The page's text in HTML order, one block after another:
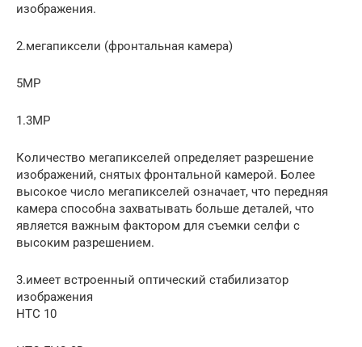
изображения.
2.мегапиксели (фронтальная камера)
5MP
1.3MP
Количество мегапикселей определяет разрешение
изображений, снятых фронтальной камерой. Более
высокое число мегапикселей означает, что передняя
камера способна захватывать больше деталей, что
является важным фактором для съемки селфи с
высоким разрешением.
3.имеет встроенный оптический стабилизатор
изображения
HTC 10